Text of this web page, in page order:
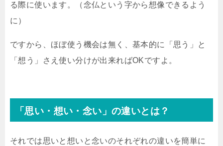
る際に使います。（念仏という字から想像できるよう
に）
ですから、ほぼ使う機会は無く、基本的に「思う」と
「想う」さえ使い分けが出来ればOKですよ。
「思い・想い・念い」の違いとは？
それでは思いと想いと念いのそれぞれの違いを簡単に